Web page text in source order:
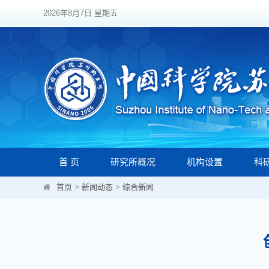
2026年8月7日 星期五
首 页 研究所概况 机构设置 科
首页 > 新闻动态 > 综合新闻